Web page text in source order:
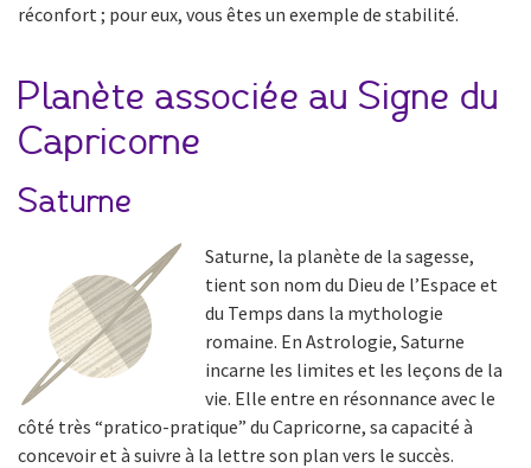
réconfort ; pour eux, vous êtes un exemple de stabilité.
Planète associée au Signe du
Capricorne
Saturne
Saturne, la planète de la sagesse,
tient son nom du Dieu de l’Espace et
du Temps dans la mythologie
romaine. En Astrologie, Saturne
incarne les limites et les leçons de la
vie. Elle entre en résonnance avec le
côté très “pratico-pratique” du Capricorne, sa capacité à
concevoir et à suivre à la lettre son plan vers le succès.